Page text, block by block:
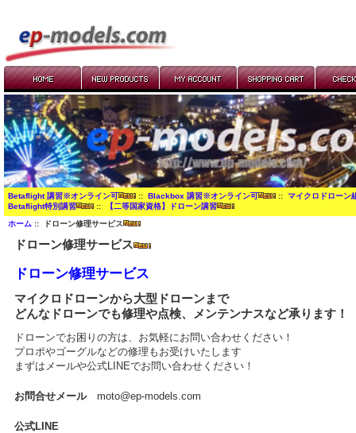
Betaflight 講習※オンライン可 :: Blackbox 講習※オンライン可 :: マイクロドローン
Betaflight特別講習
:: 【二等国家資格】ドローン講習
ホーム:: ドローン修理サービス
ドローン修理サービス
ドローン修理サービス
マイクロドローンから大型ドローンまで
どんな ドローンでも修理や点検、メンテンナスなど承ります！
ドローンでお困りの方は、お気軽にお問い合わせください！
プロポやゴーグルなどの修理もお受けいたします
まずはメールや公式LINEでお問い合わせください！
お問合せメール moto@ep-models.com
公式LINE